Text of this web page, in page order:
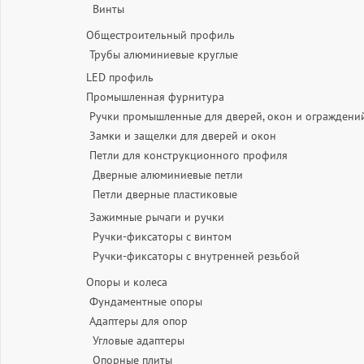
Винты
Общестроительный профиль
Трубы алюминиевые круглые
LED профиль
Промышленная фурнитура
Ручки промышленные для дверей, окон и
Замки и защелки для дверей и окон
Петли для конструкционного профиля
Дверные алюминиевые петли
Петли дверные пластиковые
Зажимные рычаги и ручки
Ручки-фиксаторы c винтом
Ручки-фиксаторы c внутренней резьбой
Опоры и колеса
Фундаментные опоры
Адаптеры для опор
Угловые адаптеры
Опорные плиты